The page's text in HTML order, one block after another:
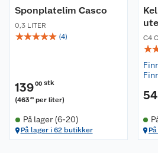
Sponplatelim Casco
0,3 LITER
☆☆☆☆☆ (4)
13900 stk
(46333 per liter)
På lager (6-20)
På lager i 62 butikker
C4
☆
54